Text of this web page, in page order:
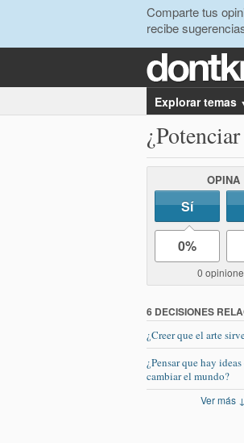
Comparte tus
recibe
Explorar temas
OPINA
Sí
0%
0
6 DECISIONES
¿Creer que el arte
¿Pensar que hay
cambiar el mundo?
Ver más ↓